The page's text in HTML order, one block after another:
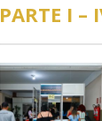
PARTE I